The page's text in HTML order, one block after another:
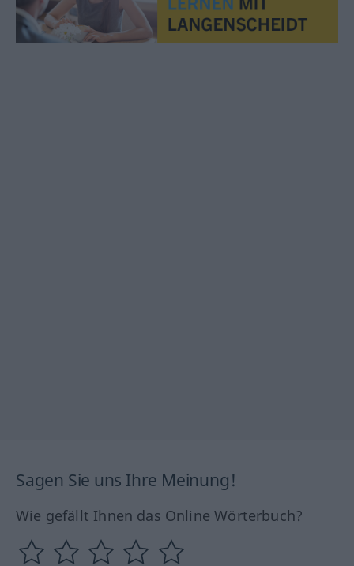
Sagen Sie uns Ihre Meinung!
Wie gefällt Ihnen das Online Wörterbuch?